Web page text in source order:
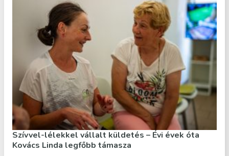
Szívvel-lélekkel vállalt küldetés – Évi évek óta
Kovács Linda legfőbb támasza